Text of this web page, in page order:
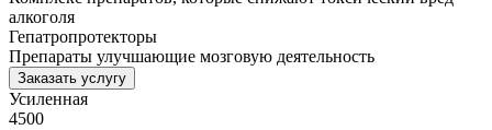
алкоголя
Гепатропротекторы
Препараты улучшающие мозговую деятельность
Заказать услугу
Усиленная
4500